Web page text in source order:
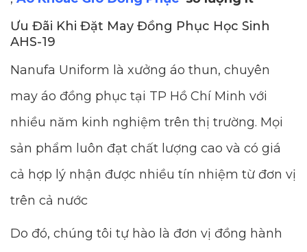
Ưu Đãi Khi Đặt May Đồng Phục Học Sinh
AHS-19
Nanufa Uniform là xưởng áo thun, chuyên
may áo đồng phục tại TP Hồ Chí Minh với
nhiều năm kinh nghiệm trên thị trường. Mọi
sản phẩm luôn đạt chất lượng cao và có giá
cả hợp lý nhận được nhiều tín nhiệm từ đơn vị
trên cả nước
Do đó, chúng tôi tự hào là đơn vị đồng hành